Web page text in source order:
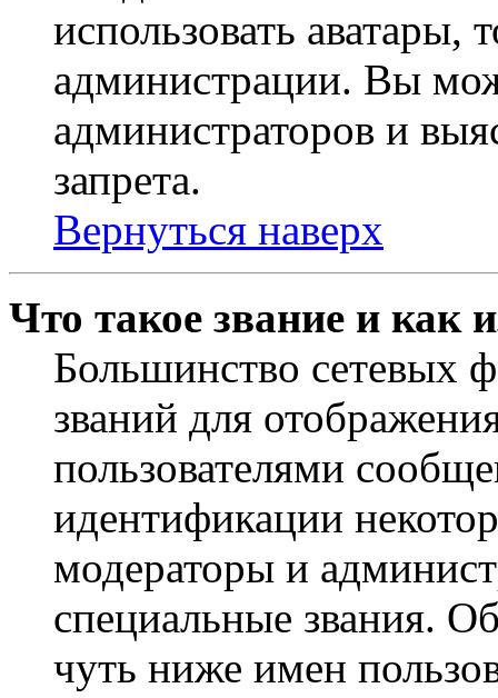
использовать аватары,
администрации. Вы
администраторов и
запрета.
Вернуться наверх
Что такое звание и как
Большинство сетевых
званий для
пользователями
идентификации
модераторы и
специальные звания.
чуть ниже имен